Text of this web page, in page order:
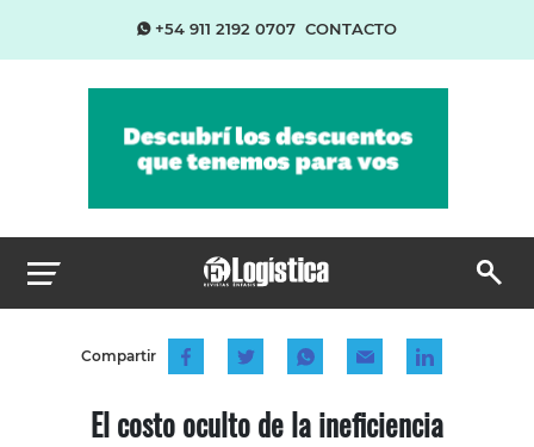
+54 911 2192 0707 CONTACTO
Compartir
El costo oculto de la ineficiencia